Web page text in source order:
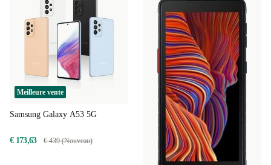
Meilleure vente
Samsung Galaxy A53 5G
€ 173,63 € 439 (Nouveau)